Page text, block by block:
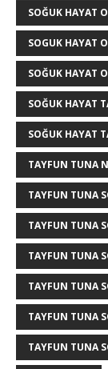
SOĞUK HAYAT
SOGUK HAYAT
SOĞUK HAYAT
SOĞUK HAYAT
SOĞUK HAYAT
TAYFUN TUNA
TAYFUN TUNA
TAYFUN TUNA
TAYFUN TUNA
TAYFUN TUNA
TAYFUN TUNA
TAYFUN TUNA